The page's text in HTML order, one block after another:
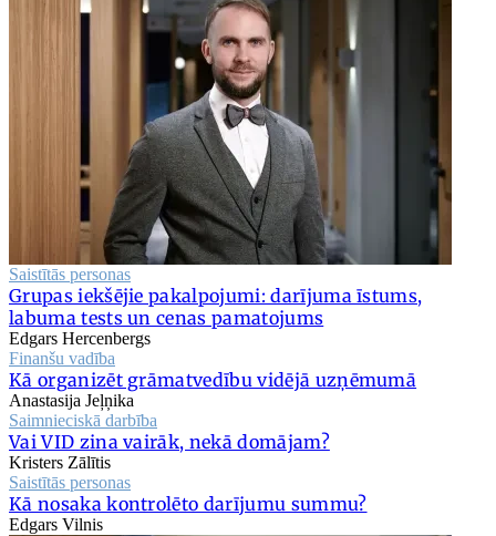
Saistītās personas
Grupas iekšējie pakalpojumi: darījuma īstums,
labuma tests un cenas pamatojums
Edgars Hercenbergs
Finanšu vadība
Kā organizēt grāmatvedību vidējā uzņēmumā
Anastasija Jeļņika
Saimnieciskā darbība
Vai VID zina vairāk, nekā domājam?
Kristers Zālītis
Saistītās personas
Kā nosaka kontrolēto darījumu summu?
Edgars Vilnis